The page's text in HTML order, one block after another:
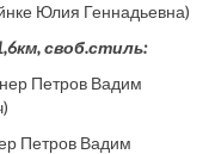
Юлия Геннадьевна)
своб.стиль:
Петров Вадим
Петров Вадим